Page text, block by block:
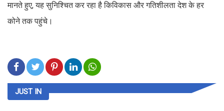
मानते हुए, यह सुनिश्चित कर रहा है किविकास और गतिशीलता देश के हर
कोने तक पहुंचे।
JUST IN